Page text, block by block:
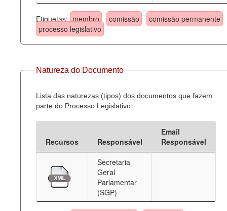
Etiquetas: membro comissão
comissão permanente
processo legislativo
Natureza do Documento
Lista das naturezas (tipos) dos documentos que fazem
parte do Processo Legislativo
Recursos Responsável
Email
Responsável
Secretaria
Geral
Parlamentar
(SGP)